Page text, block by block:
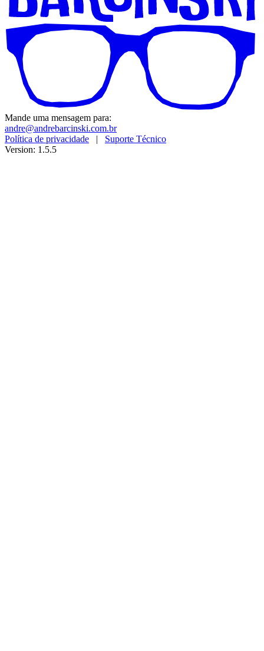
Mande uma mensagem para:
andre@andrebarcinski.com.br
Política de privacidade | Suporte Técnico
Version: 1.5.5